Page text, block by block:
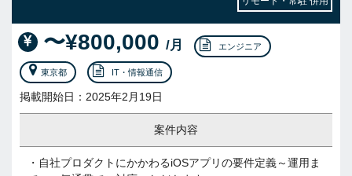
〜¥800,000 /月 エンジニア
東京都 IT・情報通信
掲載開始日：2025年2月19日
案件内容
・自社プロダクトにかかわるiOSアプリの要件定義～運用ま